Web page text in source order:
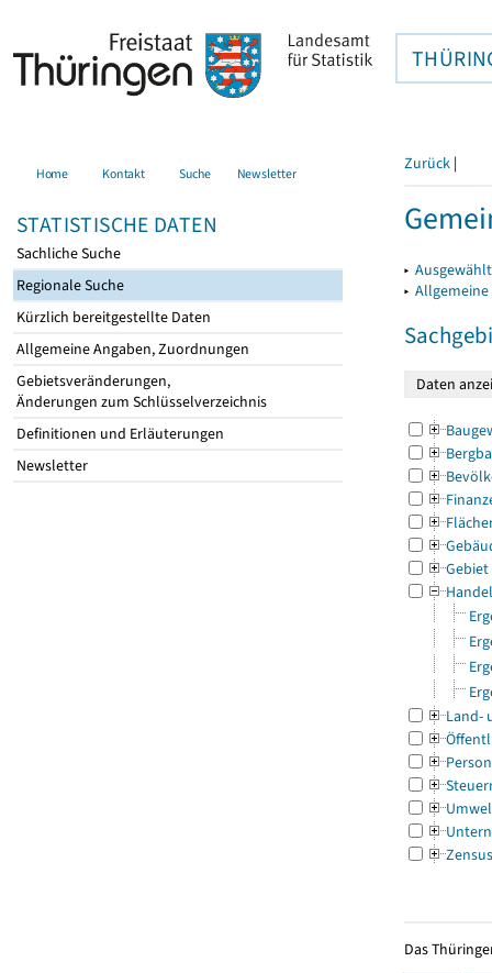
Home Kontakt Suche Newsletter
STATISTISCHE DATEN
Sachliche Suche
Regionale Suche
Kürzlich bereitgestellte Daten
Allgemeine Angaben, Zuordnungen
Gebietsveränderungen,
Änderungen zum Schlüsselverzeichnis
Definitionen und Erläuterungen
Newsletter
Zurück |
▸
▸
Gebiet
Land-
Zensus
Das